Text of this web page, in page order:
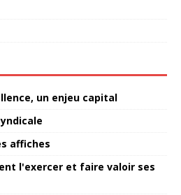
un enjeu capital
affiches
l'exercer et faire valoir ses